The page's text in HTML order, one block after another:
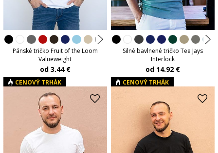
Pánské tričko Fruit of the Loom
Valueweight
od 3.44 €
Silné bavlnené tričko Tee Jays
Interlock
od 14.92 €
CENOVÝ TRHÁK CENOVÝ TRHÁK